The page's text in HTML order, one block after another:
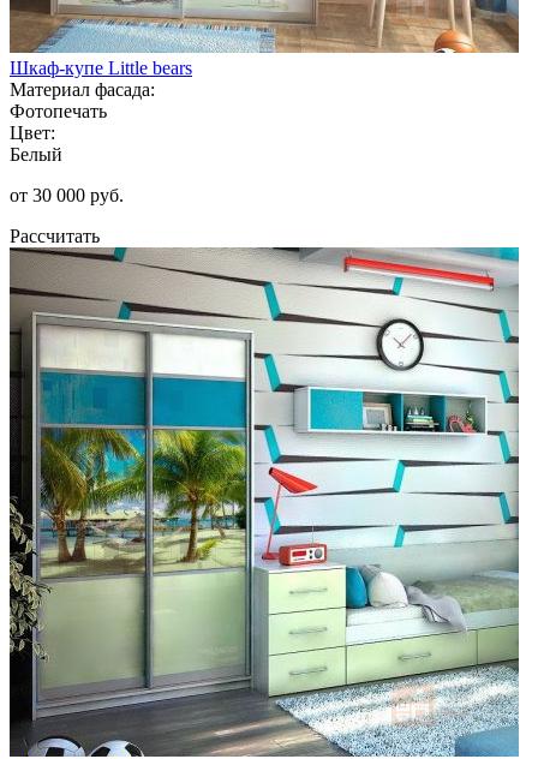
Шкаф-купе Little bears
Материал фасада:
Фотопечать
Цвет:
Белый
от 30 000 руб.
Рассчитать